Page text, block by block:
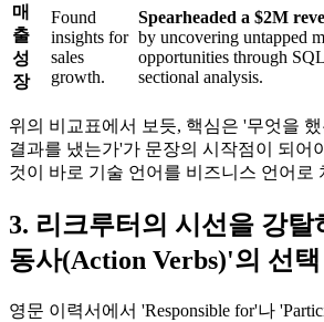
매
출
성
장
Found
insights for
sales
growth.
Spearheaded a $2M
by uncovering untapped
opportunities through
sectional analysis.
위의 비교표에서 보듯, 핵심은 '무엇을
결과를 냈는가'가 문장의 시작점이 되어
것이 바로 기술 언어를 비즈니스 언어로
3. 리크루터의 시선을 강
동사(Action Verbs)'의 선택
영문 이력서에서 'Responsible for'나